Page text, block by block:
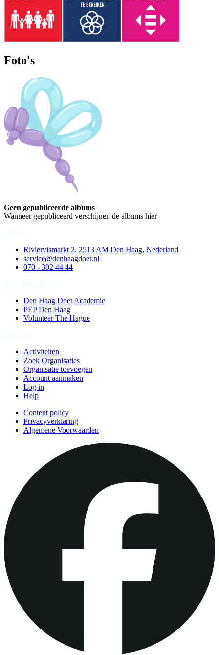
Foto's
Geen gepubliceerde albums
Wanneer gepubliceerd verschijnen de albums hier
Riviervismarkt 2, 2513 AM Den Haag, Nederland
service@denhaagdoet.nl
070 - 302 44 44
Den Haag Doet Academie
PEP Den Haag
Volunteer The Hague
Activiteiten
Zoek Organisaties
Organisatie toevoegen
Account aanmaken
Log in
Help
Content policy
Privacyverklaring
Algemene Voorwaarden